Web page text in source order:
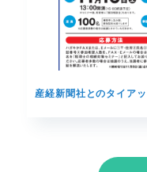
産経新聞社とのタイア